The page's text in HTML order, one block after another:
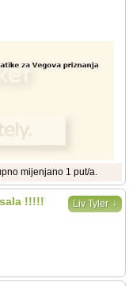
mijenjano 1 put/a.
Liv Tyler ↓
!!!!!